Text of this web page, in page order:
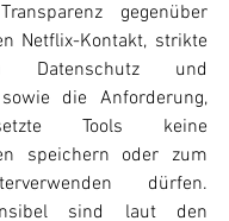
gegenüber
Netflix-Kontakt, strikte
Datenschutz und
die Anforderung,
Tools keine
speichern oder zum
dürfen.
sind laut den